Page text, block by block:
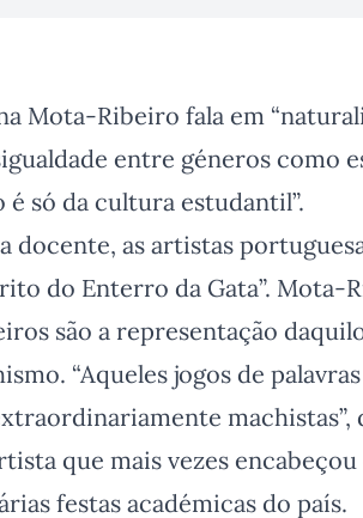
Mota-Ribeiro fala em
entre géneros como
é só da cultura estudantil”.
docente, as artistas
do Enterro da Gata”.
são a representação
“Aqueles jogos de
que mais vezes
festas académicas do país.